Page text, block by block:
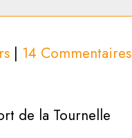
| 14 Commentaires
de la Tournelle